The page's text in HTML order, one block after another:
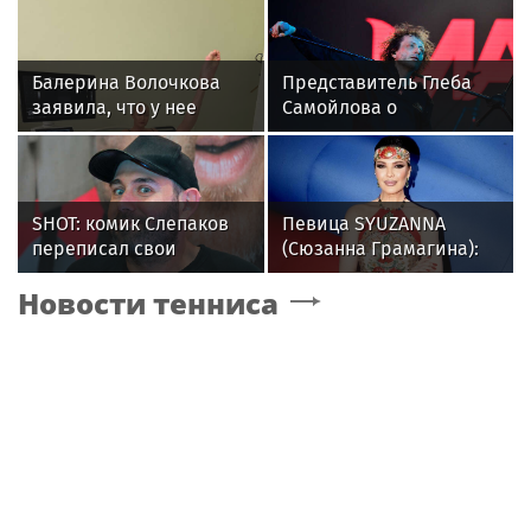
Балерина Волочкова
заявила, что у нее
появилась гематома
после выхода на сцену
Представитель Глеба
Самойлова о
требовании отправить
его в рехаб:
"Наблюдается заказная
травля"
SHOT: комик Слепаков
переписал свои
квартиры в РФ на
родителей после
Певица SYUZANNA
(Сюзанна Грамагина):
как перестать
волноваться и начать
Новости тенниса